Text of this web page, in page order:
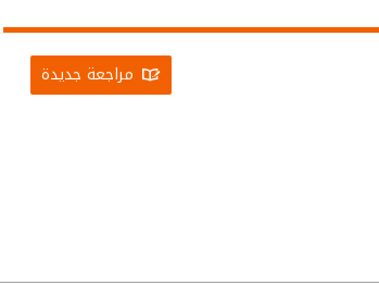
مراجعة جديدة